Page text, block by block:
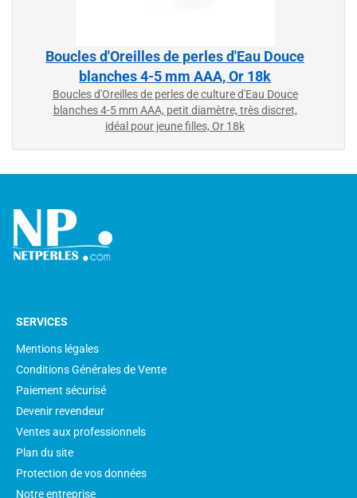
idéal pour jeune filles, Or 18k
226,00 €
SERVICES
Mentions légales
Conditions Générales de Vente
Paiement sécurisé
Devenir revendeur
Ventes aux professionnels
Plan du site
Protection de vos données
Notre entreprise